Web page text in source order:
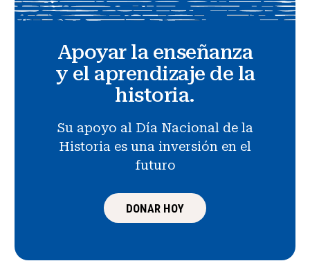
Apoyar la enseñanza
y el aprendizaje de la
historia.
Su apoyo al Día Nacional de la
Historia es una inversión en el
futuro
DONAR HOY